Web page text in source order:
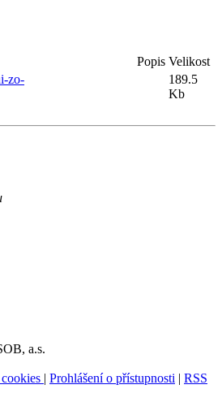
Popis Velikost
zo-
189.5
Kb
a.s.
| Prohlášení o přístupnosti | RSS